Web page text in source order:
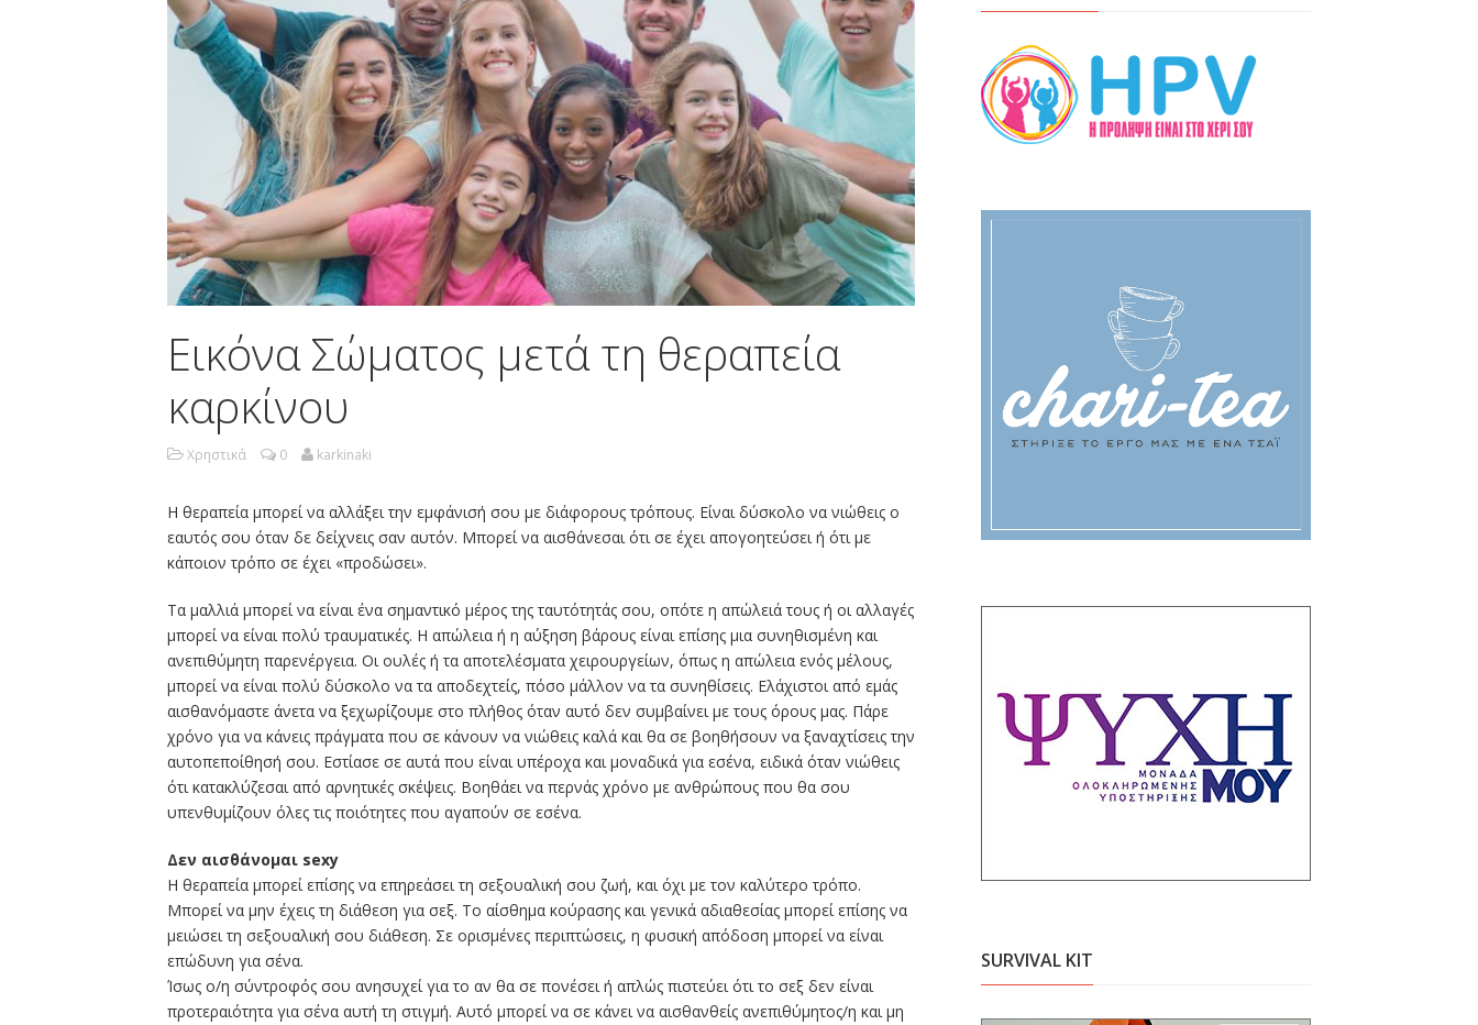
Εικόνα Σώματος μετά τη θεραπεία
καρκίνου
Χρηστικά 0 karkinaki
Η θεραπεία μπορεί να αλλάξει την εμφάνισή σου με διάφορους τρόπους. Είναι δύσκολο να νιώθεις ο
εαυτός σου όταν δε δείχνεις σαν αυτόν. Μπορεί να αισθάνεσαι ότι σε έχει απογοητεύσει ή ότι με
κάποιον τρόπο σε έχει «προδώσει».
Τα μαλλιά μπορεί να είναι ένα σημαντικό μέρος της ταυτότητάς σου, οπότε η απώλειά τους ή οι αλλαγές
μπορεί να είναι πολύ τραυματικές. Η απώλεια ή η αύξηση βάρους είναι επίσης μια συνηθισμένη και
ανεπιθύμητη παρενέργεια. Οι ουλές ή τα αποτελέσματα χειρουργείων, όπως η απώλεια ενός μέλους,
μπορεί να είναι πολύ δύσκολο να τα αποδεχτείς, πόσο μάλλον να τα συνηθίσεις. Ελάχιστοι από εμάς
αισθανόμαστε άνετα να ξεχωρίζουμε στο πλήθος όταν αυτό δεν συμβαίνει με τους όρους μας. Πάρε
χρόνο για να κάνεις πράγματα που σε κάνουν να νιώθεις καλά και θα σε βοηθήσουν να ξαναχτίσεις την
αυτοπεποίθησή σου. Εστίασε σε αυτά που είναι υπέροχα και μοναδικά για εσένα, ειδικά όταν νιώθεις
ότι κατακλύζεσαι από αρνητικές σκέψεις. Βοηθάει να περνάς χρόνο με ανθρώπους που θα σου
υπενθυμίζουν όλες τις ποιότητες που αγαπούν σε εσένα.
Δεν αισθάνομαι sexy
Η θεραπεία μπορεί επίσης να επηρεάσει τη σεξουαλική σου ζωή, και όχι με τον καλύτερο τρόπο.
Mπορεί να μην έχεις τη διάθεση για σεξ. Το αίσθημα κούρασης και γενικά αδιαθεσίας μπορεί επίσης να
μειώσει τη σεξουαλική σου διάθεση. Σε ορισμένες περιπτώσεις, η φυσική απόδοση μπορεί να είναι
επώδυνη για σένα.
Ίσως ο/η σύντροφός σου ανησυχεί για το αν θα σε πονέσει ή απλώς πιστεύει ότι το σεξ δεν είναι
προτεραιότητα για σένα αυτή τη στιγμή. Αυτό μπορεί να σε κάνει να αισθανθείς ανεπιθύμητος/η και μη
SURVIVAL KIT